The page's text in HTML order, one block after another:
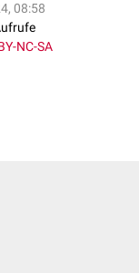
08:58
NC-SA